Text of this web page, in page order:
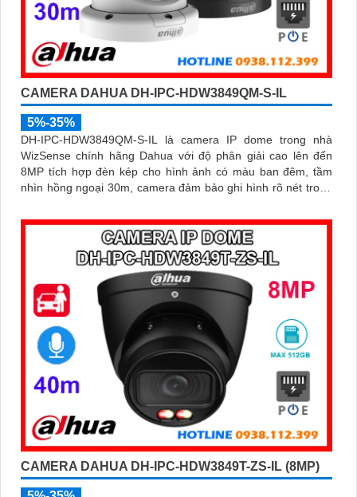
CAMERA DAHUA DH-IPC-HDW3849QM-S-IL
5%-35%
DH-IPC-HDW3849QM-S-IL là camera IP dome trong nhà
WizSense chính hãng Dahua với độ phân giải cao lên đến
8MP tích hợp đèn kép cho hình ảnh có màu ban đêm, tầm
nhìn hồng ngoại 30m, camera đảm bảo ghi hình rõ nét trong
tích hợp micro ghi âm, chuẩn POE và khả năng nhận diện
chính xác người và phương tiện giám sát an ninh tốt
CAMERA DAHUA DH-IPC-HDW3849T-ZS-IL (8MP)